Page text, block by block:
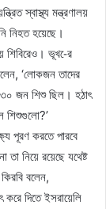
স্বাস্থ্য মন্ত্রণালয়
নিহত হয়েছে।
শিবিরেও। ভূখ-ের
‘লোকজন তাদের
৩০ জন শিশু ছিল। হঠাৎ
শিশুগুলো?’
পূরণ করতে পারবে
তা নিয়ে রয়েছে যথেষ্ট
বলেন,
করে দিতে ইসরায়েলি